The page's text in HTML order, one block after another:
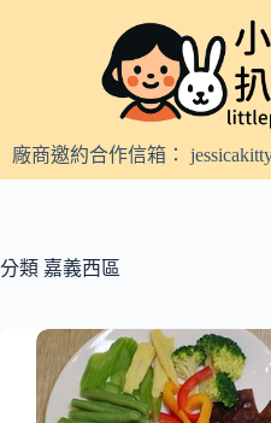
容廠商邀約合作信箱：
分類 嘉義西區